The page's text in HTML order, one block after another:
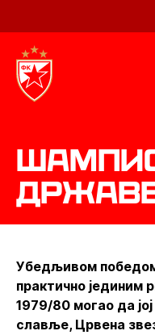
Убедљивом
практично јединим
1979/80 могао да
славље, Црвена